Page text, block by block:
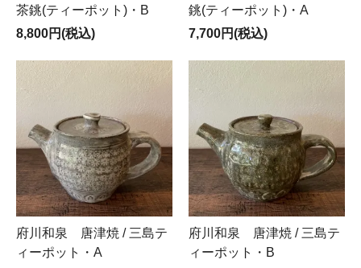
茶銚(ティーポット)・B
8,800円(税込)
銚(ティーポット)・A
7,700円(税込)
府川和泉 唐津焼 / 三島テ
ィーポット・A
府川和泉 唐津焼 / 三島テ
ィーポット・B